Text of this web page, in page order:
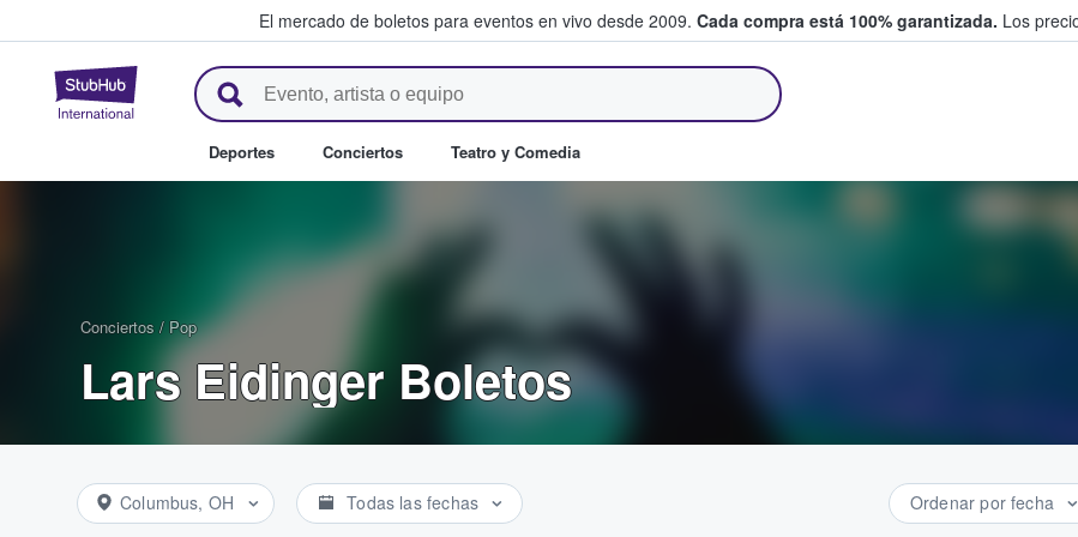
El mercado de boletos para eventos en vivo desde 2009. Cada compra está 100% garantizada. Los
StubHub: donde los fans compran y venden boletos
Deportes Conciertos Teatro y Comedia
Conciertos / Pop
Lars Eidinger Boletos
Columbus, OH Todas las fechas Ordenar por fecha